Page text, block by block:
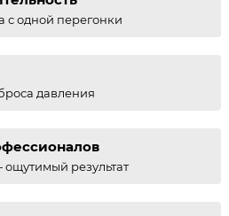
с одной перегонки
давления
результат